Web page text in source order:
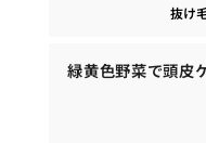
抜け
緑黄色野菜で頭皮